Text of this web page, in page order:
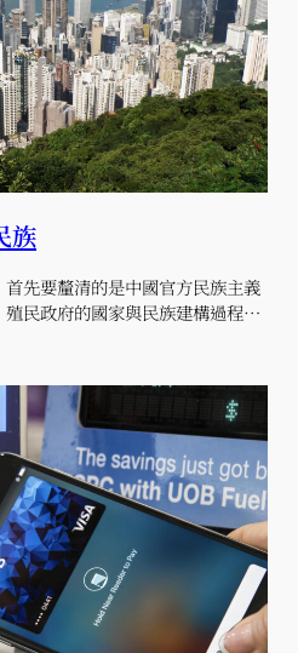
族
先要釐清的是中國官方民族主義
殖民政府的國家與民族建構過程…